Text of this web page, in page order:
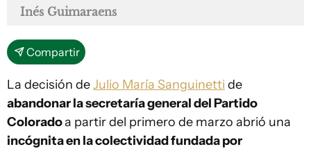
Inés Guimaraens
Compartir
La decisión deJulio María Sanguinetti de
abandonar la secretaría general del Partido
Coloradoa partir del primero de marzo abrió una
incógnita en la colectividad fundada por